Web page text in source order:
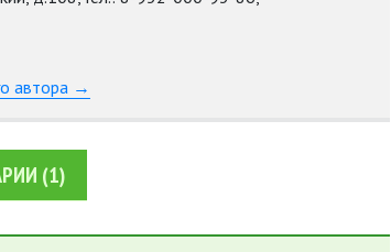
автора →
(1)